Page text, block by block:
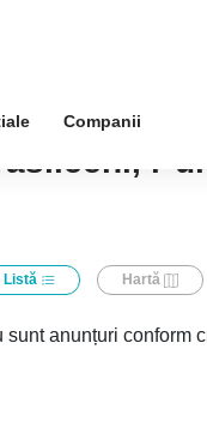
Companii
r-
Listă Hartă
sunt anunțuri conform